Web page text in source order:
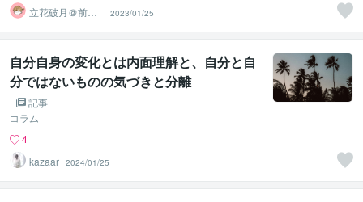
立花破月＠前世
占い師
2023/01/25
自分自身の変化とは内面理解と、自分と自
分ではないものの気づきと分離
記事
コラム
4
kazaar 2024/01/25